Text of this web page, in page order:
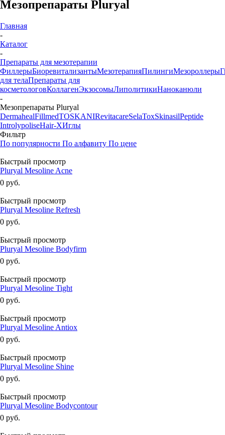
Мезопрепараты Pluryal
Главная
-
Каталог
-
Препараты для мезотерапии
ФиллерыБиоревитализантыМезотерапияПилингиМезороллеры
для телаПрепараты для
косметологовКоллагенЭкзосомыЛиполитикиНаноканюли
-
Мезопрепараты Pluryal
DermahealFillmedTOSKANIRevitacareSelaToxSkinasilPeptide
IntrolypoliseHair-XИглы
Фильтр
По популярности По алфавиту По цене
Быстрый просмотр
Pluryal Mesoline Acne
0 руб.
Быстрый просмотр
Pluryal Mesoline Refresh
0 руб.
Быстрый просмотр
Pluryal Mesoline Bodyfirm
0 руб.
Быстрый просмотр
Pluryal Mesoline Tight
0 руб.
Быстрый просмотр
Pluryal Mesoline Antiox
0 руб.
Быстрый просмотр
Pluryal Mesoline Shine
0 руб.
Быстрый просмотр
Pluryal Mesoline Bodycontour
0 руб.